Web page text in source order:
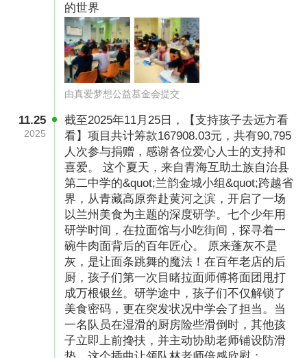
人姓名、开票抬头、金额、捐赠截图、电话、地
址等）发至邮箱service@adream.org申请。 本
机构捐赠票据仅支持电子票据，根据财政部电子
档案管理的相关规定，捐赠票据电子版和打印版
均为合法有效凭证。
的世界
由真爱梦想公益基金会提交
11.25
2025
截至2025年11月25日，【支持孩子去远方看
看】项目共计筹款167908.03元，共有90,795
人次参与捐赠，感谢各位爱心人士的支持和
喜爱。 这个夏天，来自青海互助土族自治县
第二中学的&quot;兰韵金城小组&quot;跨越省
界，从青藏高原奔赴黄河之滨，开启了一场
以兰州美食为主题的深度研学。七个少年用
研学时间，在拉面馆与小吃街间，探寻着一
碗牛肉面背后的百年匠心。 原来蓬灰不是
灰，是让面条跳舞的魔法！在百年老店的后
厨，孩子们第一次目睹拉面师傅将面团甩打
成万根银丝。研学途中，孩子们不仅解锁了
美食密码，更在突发状况中学会了担当。当
一名队员在湿滑的厨房险些滑倒时，其他孩
子立即上前搀扶，并主动协助老师铺设防滑